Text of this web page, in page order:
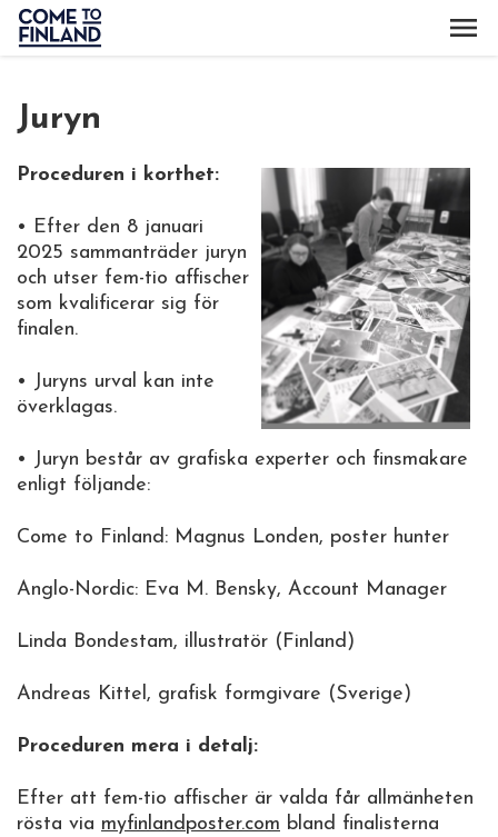
Juryn
Proceduren i korthet:
• Efter den 8 januari
2025 sammanträder juryn
och utser fem-tio affischer
som kvalificerar sig för
finalen.
• Juryns urval kan inte
överklagas.
• Juryn består av grafiska experter och finsmakare
enligt följande:
Come to Finland: Magnus Londen, poster hunter
Anglo-Nordic: Eva M. Bensky, Account Manager
Linda Bondestam, illustratör (Finland)
Andreas Kittel, grafisk formgivare (Sverige)
Proceduren mera i detalj:
Efter att fem-tio affischer är valda får allmänheten
rösta via myfinlandposter.com bland finalisterna